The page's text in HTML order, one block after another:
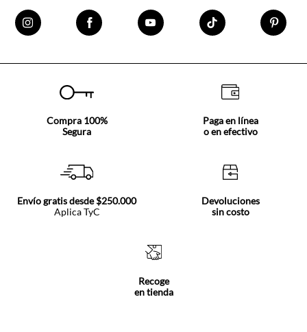
Compra 100%
Segura
Paga en línea
o en efectivo
Envío gratis desde $250.000
Aplica TyC
Devoluciones
sin costo
Recoge
en tienda